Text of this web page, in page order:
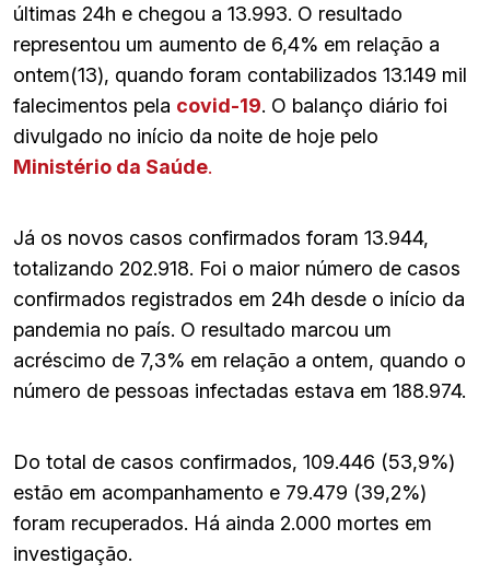
últimas 24h e chegou a 13.993. O resultado
representou um aumento de 6,4% em relação a
ontem(13), quando foram contabilizados 13.149 mil
falecimentos pela covid-19. O balanço diário foi
divulgado no início da noite de hoje pelo
Ministério da Saúde.
Já os novos casos confirmados foram 13.944,
totalizando 202.918. Foi o maior número de casos
confirmados registrados em 24h desde o início da
pandemia no país. O resultado marcou um
acréscimo de 7,3% em relação a ontem, quando o
número de pessoas infectadas estava em 188.974.
Do total de casos confirmados, 109.446 (53,9%)
estão em acompanhamento e 79.479 (39,2%)
foram recuperados. Há ainda 2.000 mortes em
investigação.